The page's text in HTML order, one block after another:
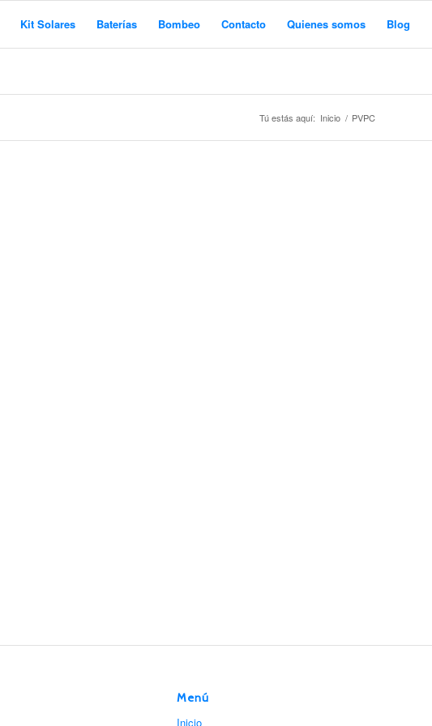
Kit Solares Baterías Bombeo Contacto Quienes somos Blog
Tú estás aquí: Inicio / PVPC
Menú
Inicio